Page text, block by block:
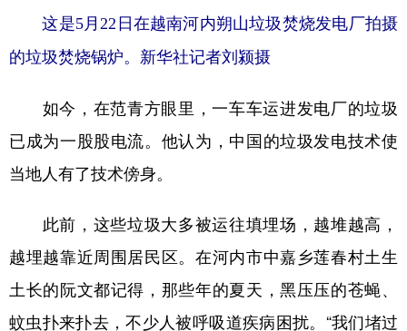
这是5月22日在越南河内朔山垃圾焚烧发电厂拍摄
的垃圾焚烧锅炉。新华社记者刘颍摄
如今，在范青方眼里，一车车运进发电厂的垃圾
已成为一股股电流。他认为，中国的垃圾发电技术使
当地人有了技术傍身。
此前，这些垃圾大多被运往填埋场，越堆越高，
越埋越靠近周围居民区。在河内市中嘉乡莲春村土生
土长的阮文都记得，那些年的夏天，黑压压的苍蝇、
蚊虫扑来扑去，不少人被呼吸道疾病困扰。“我们堵过